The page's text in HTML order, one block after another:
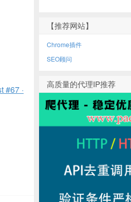
#67 ·
【推荐网站】
Chrome插件
SEO顾问
高质量的代理IP推荐